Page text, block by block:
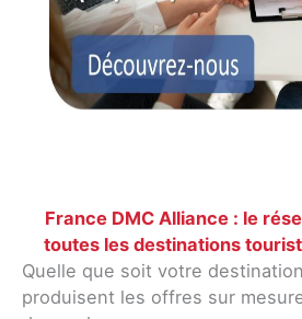
France DMC Alliance : le
toutes les destinations
Quelle que soit votre
produisent les offres sur